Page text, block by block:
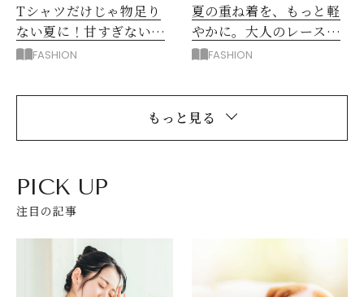
Tシャツだけじゃ物足り
ない夏に！甘すぎない肩
レースコットンシャツ
FASHION
夏の重ね着を、もっと軽
やかに。大人のレースブ
ラウス
FASHION
もっと見る
PICK UP
注目の記事